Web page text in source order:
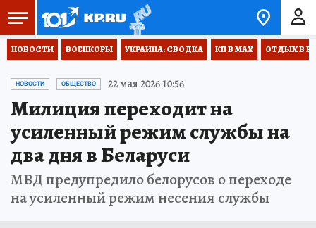
НОВОСТИ ВОЕНКОРЫ УКРАИНА: СВОДКА КП В МАХ ОТДЫХ В
НОВОСТИ ОБЩЕСТВО 22 мая 2026 10:56
Милиция переходит на
усиленный режим службы на
два дня в Беларуси
МВД предупредило белорусов о переходе
на усиленный режим несения службы